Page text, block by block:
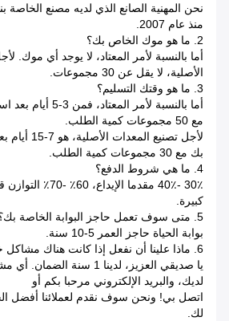
نحن المهنية الصانع الذي لديه مصنع
منذ عام 2007.
2. ما هو موك الخاص بك؟
أما بالنسبة لأمر المعتاد، لا يوجد أي موك.
الأصلية، لا يقل عن 30 مجموعات.
3. ما هو وقتك التسليم؟
أما بالنسبة لأمر
مع 50 مجموعات كمية الطلب.
لأجل تصنيع
بك مع 30 مجموعات كمية الطلب.
4. ما هي شروط الدفع؟
30٪ -40٪ مقدما
كبيرة.
5. متى سوف تعمل حاجز البوابة الخاصة بك؟
بوابة الحياة حاجز العمر 5-10 سنة.
6. ماذا علينا أن نفعل إذا كانت هناك مشاكل خلال استخدام؟
يا صديقي العزيز، لدينا 1 سنة الضمان.
أي
لديك، والبريد الإلكتروني مرحبا بكم أو
اتصل بي! ونحن سوف نقدم لعملائنا أفضل
لك.